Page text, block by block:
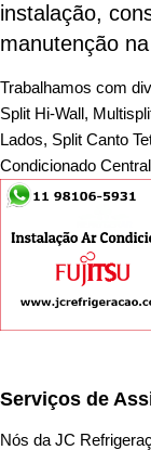
instalação,
manutenção
Trabalhamos com
Split Hi-Wall,
Lados, Split Canto
Condicionado
Serviços de
Nós da JC